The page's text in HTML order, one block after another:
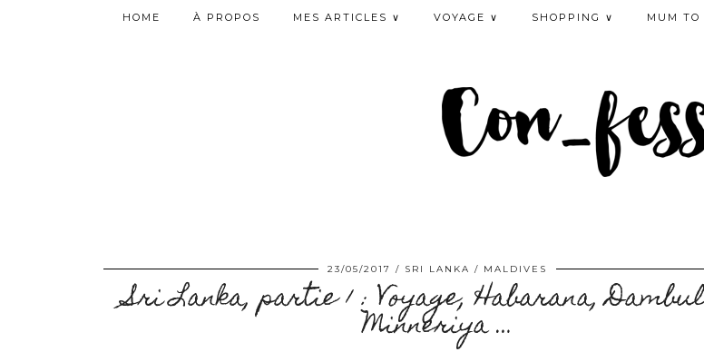
HOME À PROPOS MES ARTICLES ∨ VOYAGE ∨ SHOPPING ∨ MUM TO
23/05/2017 SRI LANKA / MALDIVES
Sri Lanka, partie 1 : Voyage, Habarana,
Minneriya …